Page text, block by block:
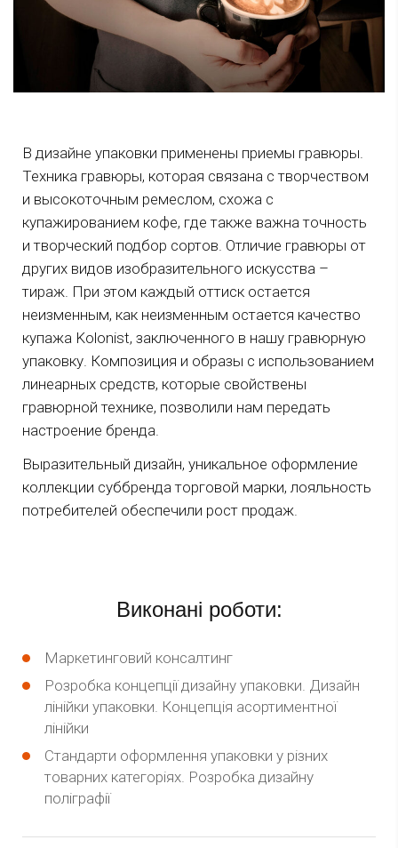
В дизайне упаковки применены приемы гравюры.
Техника гравюры, которая связана с творчеством
и высокоточным ремеслом, схожа с
купажированием кофе, где также важна точность
и творческий подбор сортов. Отличие гравюры от
других видов изобразительного искусства –
тираж. При этом каждый оттиск остается
неизменным, как неизменным остается качество
купажа Kolonist, заключенного в нашу гравюрную
упаковку. Композиция и образы с использованием
линеарных средств, которые свойствены
гравюрной технике, позволили нам передать
настроение бренда.
Выразительный дизайн, уникальное оформление
коллекции суббренда торговой марки, лояльность
потребителей обеспечили рост продаж.
Виконані роботи:
Маркетинговий консалтинг
Розробка концепції дизайну упаковки. Дизайн
лінійки упаковки. Концепція асортиментної
лінійки
Стандарти оформлення упаковки у різних
товарних категоріях. Розробка дизайну
поліграфії